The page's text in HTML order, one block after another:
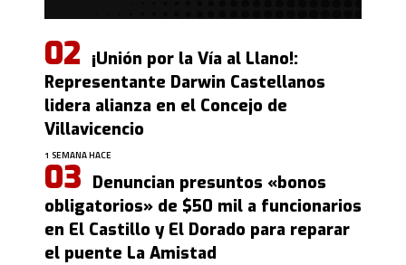
¡Unión por la Vía al Llano!:
Representante Darwin Castellanos
lidera alianza en el Concejo de
Villavicencio
1 SEMANA HACE
Denuncian presuntos «bonos
obligatorios» de $50 mil a funcionarios
en El Castillo y El Dorado para reparar
el puente La Amistad